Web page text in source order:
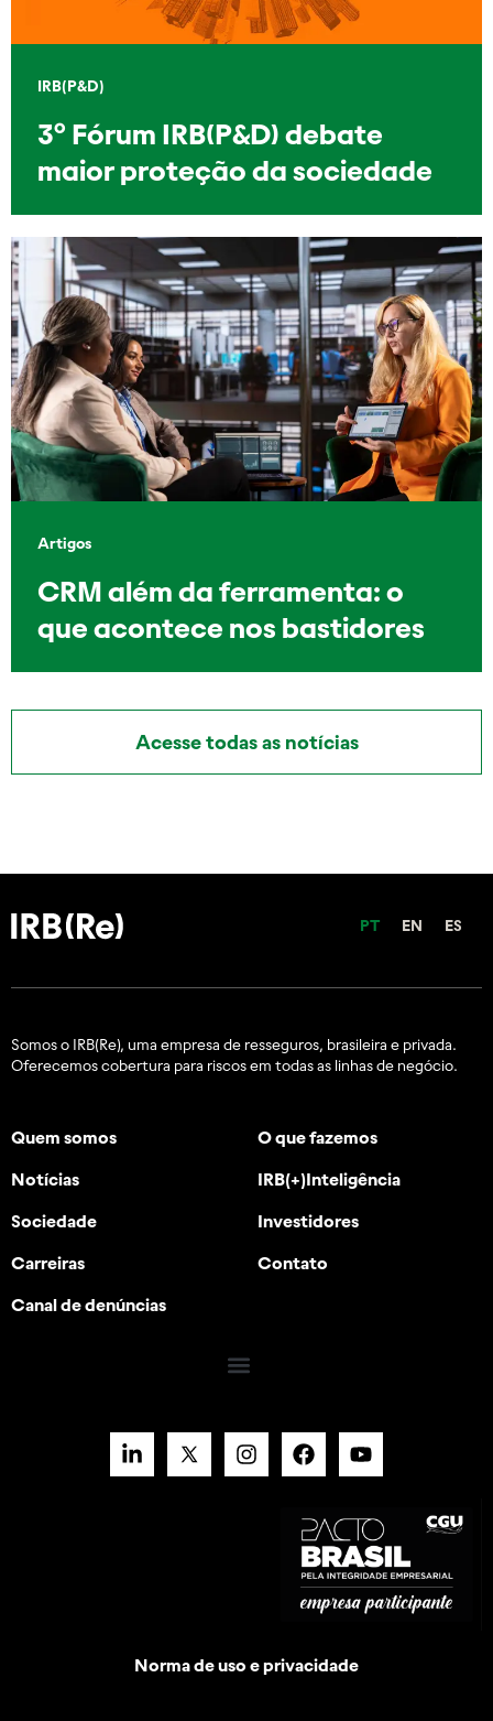
IRB(P&D)
3º Fórum IRB(P&D) debate
maior proteção da sociedade
Artigos
CRM além da ferramenta: o
que acontece nos bastidores
Acesse todas as notícias
PT EN ES
Somos o IRB(Re), uma empresa de resseguros, brasileira e privada.
Oferecemos cobertura para riscos em todas as linhas de negócio.
Quem somos O que fazemos
Notícias IRB(+)Inteligência
Sociedade Investidores
Carreiras Contato
Canal de denúncias
Norma de uso e privacidade